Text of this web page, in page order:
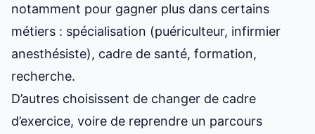
notamment pour gagner plus dans certains
métiers : spécialisation (puériculteur, infirmier
anesthésiste), cadre de santé, formation,
recherche.
D’autres choisissent de changer de cadre
d’exercice, voire de reprendre un parcours